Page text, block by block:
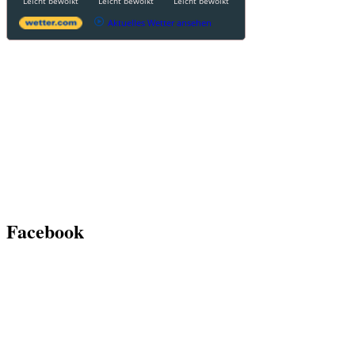
Aktuelles Wetter ansehen
Facebook